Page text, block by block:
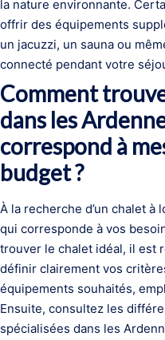
la nature environnante.
offrir des équipements
un jacuzzi, un sauna ou
connecté pendant votre
Comment
dans les
correspond à
budget ?
À la recherche d’un chalet
qui corresponde à vos
trouver le chalet idéal, il est
définir clairement vos
équipements souhaités,
Ensuite, consultez les
spécialisées dans les